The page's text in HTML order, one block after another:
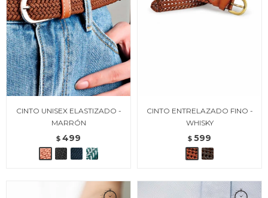
CINTO UNISEX ELASTIZADO -
MARRÓN
$ 499
CINTO ENTRELAZADO FINO -
WHISKY
$ 599